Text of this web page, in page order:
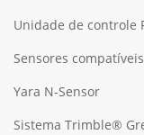
Unidade de controle
Sensores compatíveis
Yara N-Sensor
Sistema Trimble®